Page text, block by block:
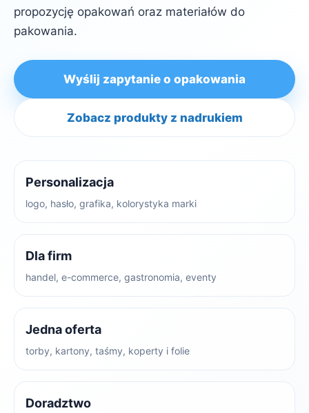
propozycję opakowań oraz materiałów do
pakowania.
Wyślij zapytanie o opakowania
Zobacz produkty z nadrukiem
Personalizacja
logo, hasło, grafika, kolorystyka marki
Dla firm
handel, e-commerce, gastronomia, eventy
Jedna oferta
torby, kartony, taśmy, koperty i folie
Doradztwo